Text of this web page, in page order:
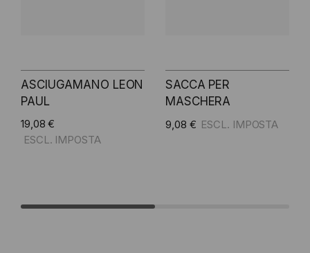
ASCIUGAMANO LEON
PAUL
19,08 €
SACCA PER
MASCHERA
9,08 €